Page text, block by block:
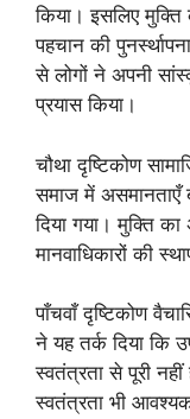
किया। इसलिए मुक्ति
पहचान की
से लोगों ने अपनी
प्रयास किया।
चौथा दृष्टिकोण
समाज में असमानताएँ
दिया गया। मुक्ति
मानवाधिकारों की
पाँचवाँ दृष्टिकोण
ने यह तर्क दिया कि
स्वतंत्रता से पूरी
स्वतंत्रता भी